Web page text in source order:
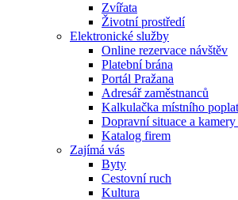
Zvířata
Životní prostředí
Elektronické služby
Online rezervace návštěv
Platební brána
Portál Pražana
Adresář zaměstnanců
Kalkulačka místního
Dopravní situace a
Katalog firem
Zajímá vás
Byty
Cestovní ruch
Kultura